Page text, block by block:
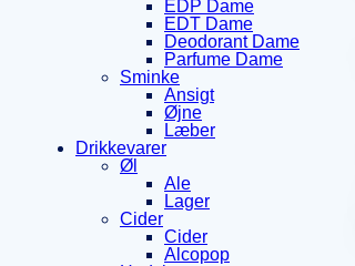
EDP Dame
EDT Dame
Deodorant Dame
Parfume Dame
Sminke
Ansigt
Øjne
Læber
Drikkevarer
Øl
Ale
Lager
Cider
Cider
Alcopop